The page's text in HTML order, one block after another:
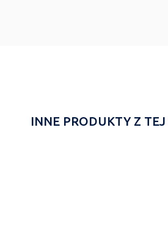
INNE PRODUKTY Z